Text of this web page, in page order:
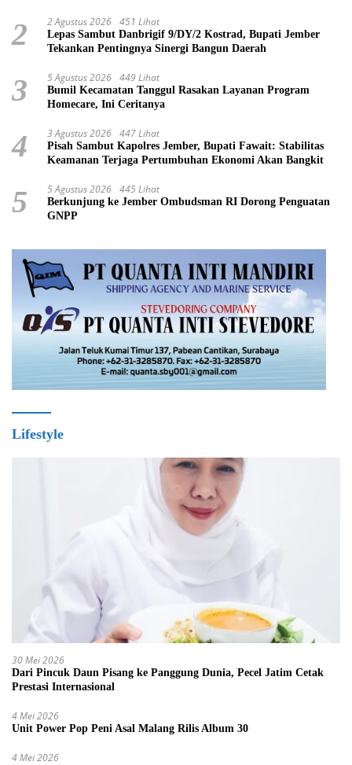
2 2 Agustus 2026 451 Lihat
Lepas Sambut Danbrigif 9/DY/2 Kostrad, Bupati Jember
Tekankan Pentingnya Sinergi Bangun Daerah
3 5 Agustus 2026 449 Lihat
Bumil Kecamatan Tanggul Rasakan Layanan Program
Homecare, Ini Ceritanya
4 3 Agustus 2026 447 Lihat
Pisah Sambut Kapolres Jember, Bupati Fawait: Stabilitas
Keamanan Terjaga Pertumbuhan Ekonomi Akan Bangkit
5 5 Agustus 2026 445 Lihat
Berkunjung ke Jember Ombudsman RI Dorong Penguatan
GNPP
Lifestyle
30 Mei 2026
Dari Pincuk Daun Pisang ke Panggung Dunia, Pecel Jatim Cetak
Prestasi Internasional
4 Mei 2026
Unit Power Pop Peni Asal Malang Rilis Album 30
4 Mei 2026